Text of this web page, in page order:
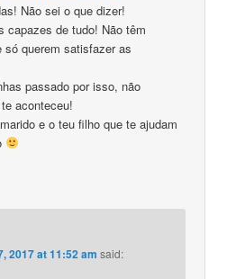
Não sei o que dizer!
capazes de tudo! Não têm
só querem satisfazer as
passado por isso, não
aconteceu!
e o teu filho que te ajudam
2017 at 11:52 am said: